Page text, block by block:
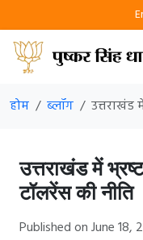
होम ब्लॉग उत्तराखंड
उत्तराखंड में
टॉलरेंस की नीति
Published on June 18,